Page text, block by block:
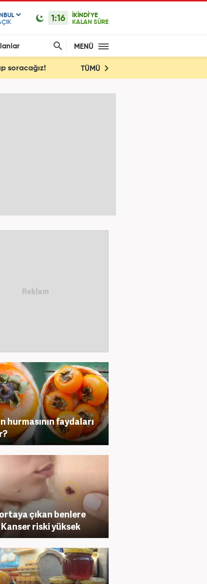
1:16
İKİNDİ'YE
KALAN SÜRE
MENÜ
soracağız! TÜMÜ
hurmasının faydaları
çıkan benlere
riski yüksek